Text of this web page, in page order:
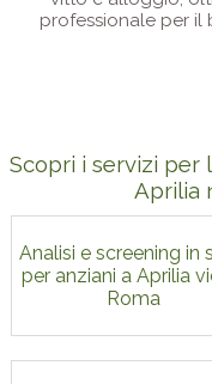
professionale per il
Scopri i servizi per
Aprilia
Analisi e screening in
per anziani a Aprilia
Roma